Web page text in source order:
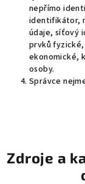
nepřímo
identifikátor,
údaje, síťový
prvků
ekonomické,
osoby.
Správce
Zdroje a